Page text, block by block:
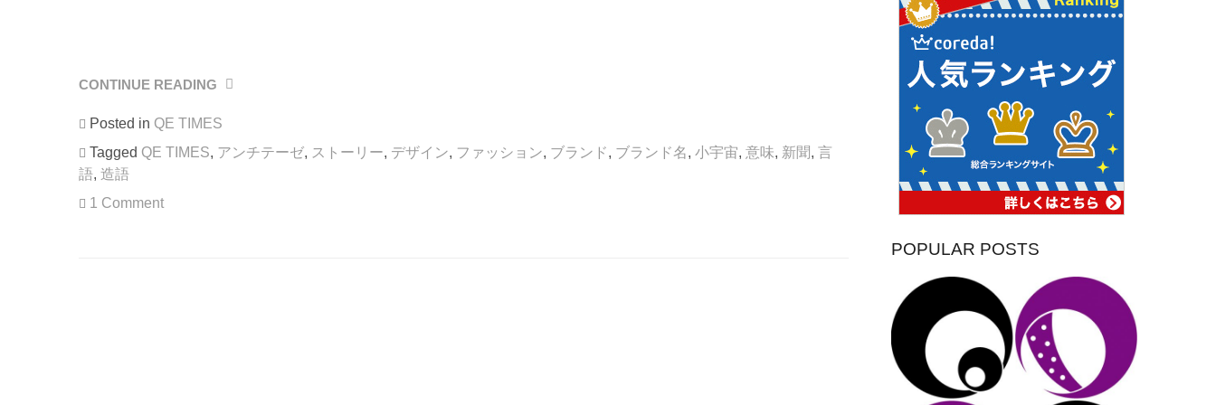
CONTINUE READING
“QE
VOL.2”
Posted in QE TIMES
Tagged QE TIMES, アンチテーゼ, ストーリー, デザイン, ファッション, ブランド, ブランド名, 小宇宙, 意味, 新聞, 言
語, 造語
1 Comment
POPULAR POSTS